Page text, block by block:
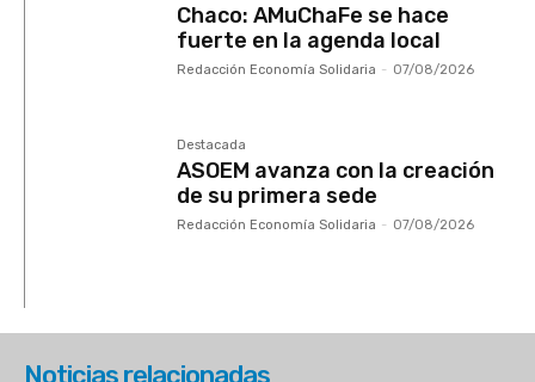
Chaco: AMuChaFe se hace
fuerte en la agenda local
Redacción Economía Solidaria - 07/08/2026
Destacada
ASOEM avanza con la creación
de su primera sede
Redacción Economía Solidaria - 07/08/2026
Noticias relacionadas